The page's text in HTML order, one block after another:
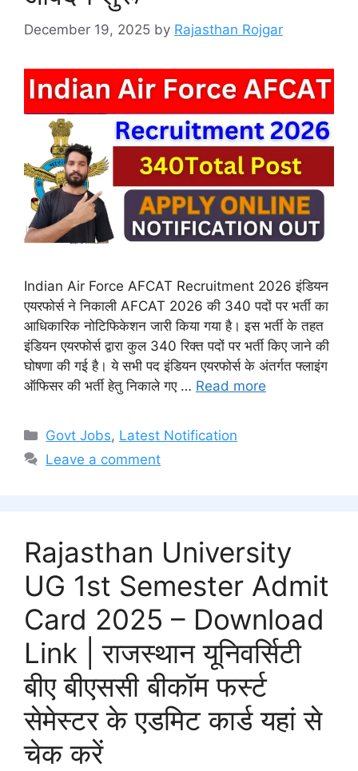
December 19, 2025 by Rajasthan Rojgar
Indian Air Force AFCAT Recruitment 2026 इंडियन
एयरफोर्स ने निकाली AFCAT 2026 की 340 पदों पर भर्ती का
आधिकारिक नोटिफिकेशन जारी किया गया है। इस भर्ती के तहत
इंडियन एयरफोर्स द्वारा कुल 340 रिक्त पदों पर भर्ती किए जाने की
घोषणा की गई है। ये सभी पद इंडियन एयरफोर्स के अंतर्गत फ्लाइंग
ऑफिसर की भर्ती हेतु निकाले गए … Read more
Categories
Govt Jobs, Latest Notification
Leave a comment
Rajasthan University
UG 1st Semester Admit
Card 2025 – Download
Link | राजस्थान यूनिवर्सिटी
बीए बीएससी बीकॉम फर्स्ट
सेमेस्टर के एडमिट कार्ड यहां से
चेक करें